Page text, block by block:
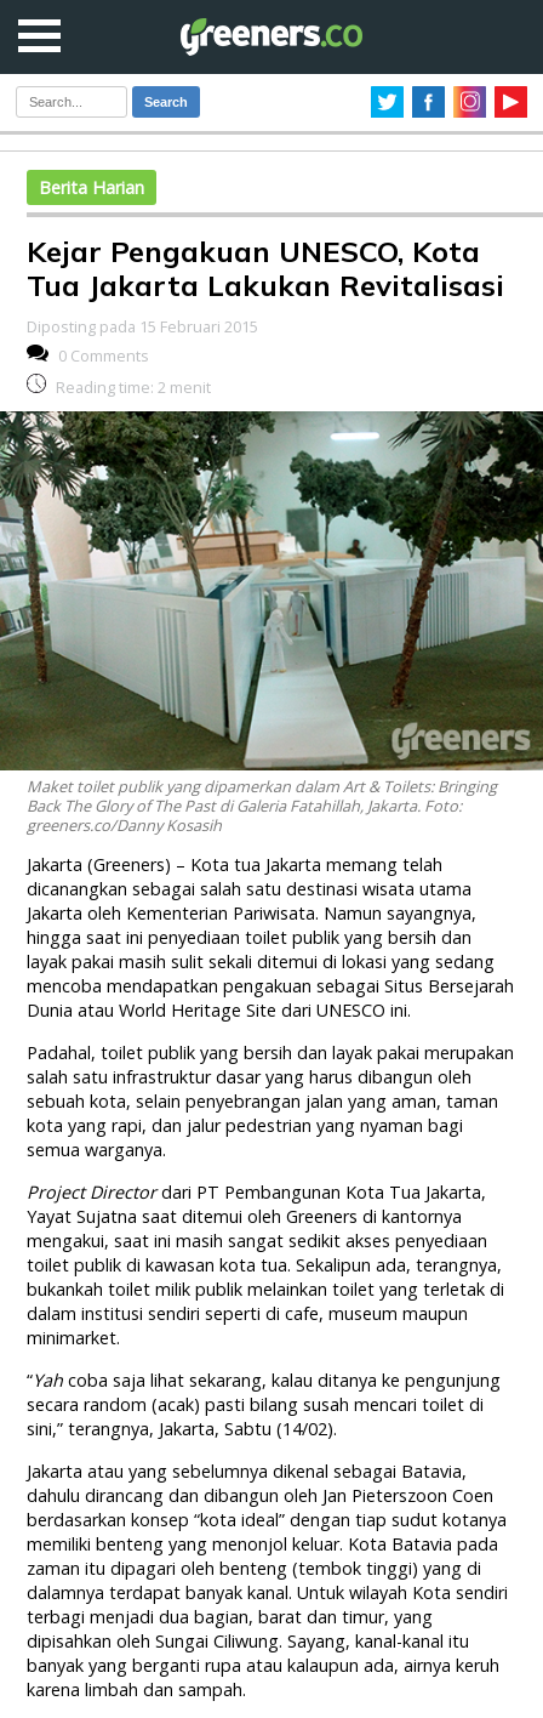
Search
Berita Harian
Kejar Pengakuan UNESCO, Kota
Tua Jakarta Lakukan Revitalisasi
Diposting pada 15 Februari 2015
0 Comments
Reading time: 2 menit
Maket toilet publik yang dipamerkan dalam Art & Toilets: Bringing
Back The Glory of The Past di Galeria Fatahillah, Jakarta. Foto:
greeners.co/Danny Kosasih
Jakarta (Greeners) – Kota tua Jakarta memang telah
dicanangkan sebagai salah satu destinasi wisata utama
Jakarta oleh Kementerian Pariwisata. Namun sayangnya,
hingga saat ini penyediaan toilet publik yang bersih dan
layak pakai masih sulit sekali ditemui di lokasi yang sedang
mencoba mendapatkan pengakuan sebagai Situs Bersejarah
Dunia atau World Heritage Site dari UNESCO ini.
Padahal, toilet publik yang bersih dan layak pakai merupakan
salah satu infrastruktur dasar yang harus dibangun oleh
sebuah kota, selain penyebrangan jalan yang aman, taman
kota yang rapi, dan jalur pedestrian yang nyaman bagi
semua warganya.
Project Directordari PT Pembangunan Kota Tua Jakarta,
Yayat Sujatna saat ditemui oleh Greeners di kantornya
mengakui, saat ini masih sangat sedikit akses penyediaan
toilet publik di kawasan kota tua. Sekalipun ada, terangnya,
bukankah toilet milik publik melainkan toilet yang terletak di
dalam institusi sendiri seperti di cafe, museum maupun
minimarket.
“Yah coba saja lihat sekarang, kalau ditanya ke pengunjung
secara random (acak) pasti bilang susah mencari toilet di
sini,” terangnya, Jakarta, Sabtu (14/02).
Jakarta atau yang sebelumnya dikenal sebagai Batavia,
dahulu dirancang dan dibangun oleh Jan Pieterszoon Coen
berdasarkan konsep “kota ideal” dengan tiap sudut kotanya
memiliki benteng yang menonjol keluar. Kota Batavia pada
zaman itu dipagari oleh benteng (tembok tinggi) yang di
dalamnya terdapat banyak kanal. Untuk wilayah Kota sendiri
terbagi menjadi dua bagian, barat dan timur, yang
dipisahkan oleh Sungai Ciliwung. Sayang, kanal-kanal itu
banyak yang berganti rupa atau kalaupun ada, airnya keruh
karena limbah dan sampah.